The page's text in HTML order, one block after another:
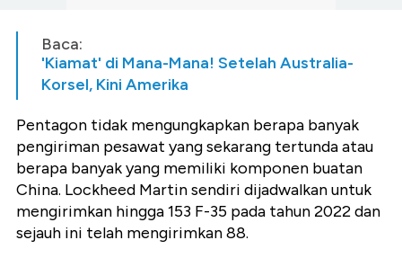
Baca:
'Kiamat' di Mana-Mana! Setelah Australia-
Korsel, Kini Amerika
Pentagon tidak mengungkapkan berapa banyak
pengiriman pesawat yang sekarang tertunda atau
berapa banyak yang memiliki komponen buatan
China. Lockheed Martin sendiri dijadwalkan untuk
mengirimkan hingga 153 F-35 pada tahun 2022 dan
sejauh ini telah mengirimkan 88.